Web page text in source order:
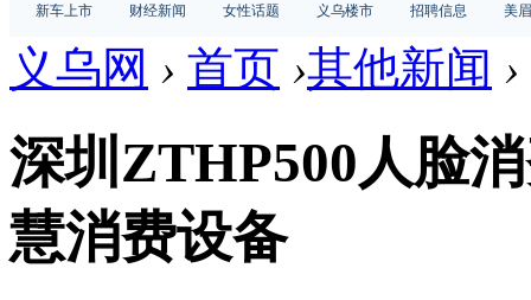
新车上市
财经新闻 女性话题 义乌楼市 招聘信息 美
义乌网 › 首页 ›其他新闻 ›
深圳ZTHP500人脸
慧消费设备